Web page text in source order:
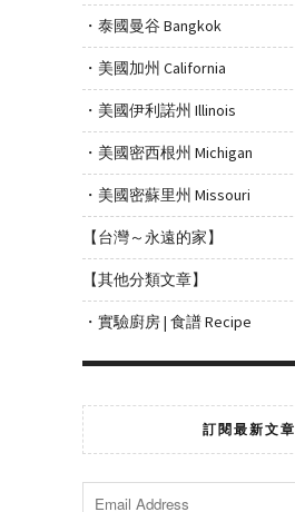
・泰國曼谷 Bangkok
・美國加州 California
・美國伊利諾州 Illinois
・美國密西根州 Michigan
・美國密蘇里州 Missouri
【台灣～永遠的家】
【其他分類文章】
・實驗廚房 | 食譜 Recipe
訂閱最新文章